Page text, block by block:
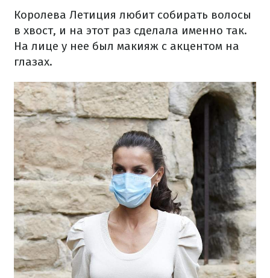
Королева Летиция любит собирать волосы
в хвост, и на этот раз сделала именно так.
На лице у нее был макияж с акцентом на
глазах.